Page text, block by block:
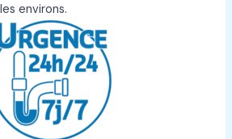
environs.